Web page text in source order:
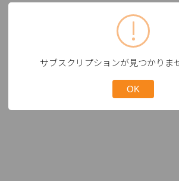
サブスクリプションが見つかりま
OK